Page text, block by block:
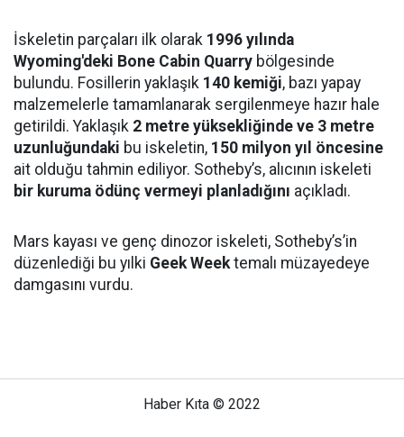
İskeletin parçaları ilk olarak 1996 yılında
Wyoming'deki Bone Cabin Quarry bölgesinde
bulundu. Fosillerin yaklaşık 140 kemiği, bazı yapay
malzemelerle tamamlanarak sergilenmeye hazır hale
getirildi. Yaklaşık 2 metre yüksekliğinde ve 3 metre
uzunluğundaki bu iskeletin, 150 milyon yıl öncesine
ait olduğu tahmin ediliyor. Sotheby’s, alıcının iskeleti
bir kuruma ödünç vermeyi planladığını açıkladı.
Mars kayası ve genç dinozor iskeleti, Sotheby’s’in
düzenlediği bu yılki Geek Weektemalı müzayedeye
damgasını vurdu.
Haber Kıta © 2022